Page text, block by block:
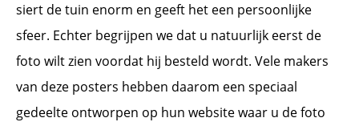
siert de tuin enorm en geeft het een persoonlijke
sfeer. Echter begrijpen we dat u natuurlijk eerst de
foto wilt zien voordat hij besteld wordt. Vele makers
van deze posters hebben daarom een speciaal
gedeelte ontworpen op hun website waar u de foto